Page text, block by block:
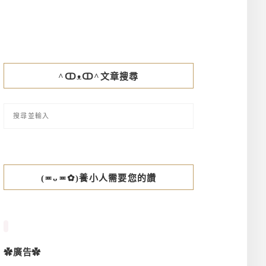
^ↀᴥↀ^文章搜尋
(≖ᴗ≖✿)養小人需要您的讚
✿廣告✿